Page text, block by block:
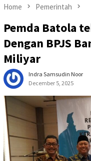
Home Pemerintah
Pemda Batola
Dengan BPJS
Miliyar
Indra Samsudin Noor
December 5, 2025